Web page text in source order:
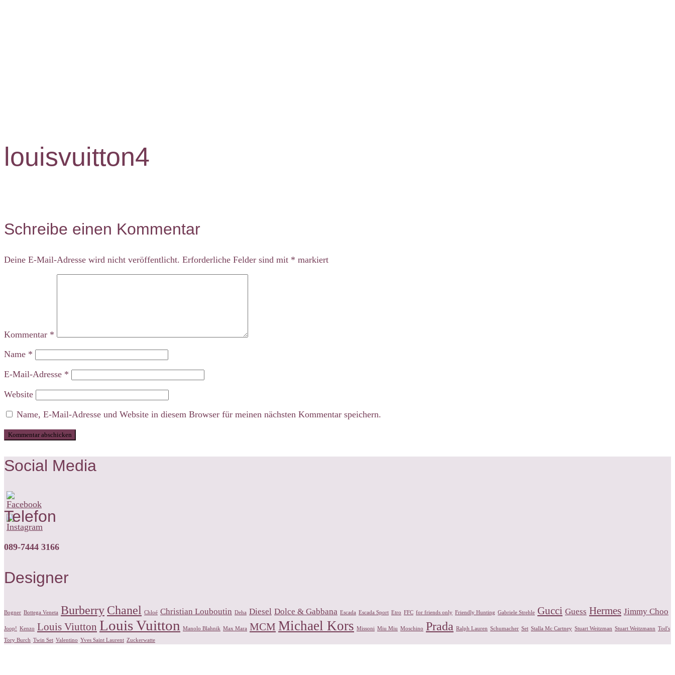
louisvuitton4
Schreibe einen Kommentar
Deine E-Mail-Adresse wird nicht veröffentlicht. Erforderliche Felder sind mit * markiert
Kommentar *
Name *
E-Mail-Adresse *
Website
Name, E-Mail-Adresse und Website in diesem Browser für meinen nächsten Kommentar speichern.
Social Media
Telefon
089-7444 3166
Designer
Bogner Bottega Veneta Burberry Chanel Chloé Christian Louboutin Deha Diesel Dolce & Gabbana Escada Escada Sport Etro FFC for friends only Friendly Hunting Gabriele Strehle Gucci Guess Hermes Jimmy Choo
Joop! Kenzo Louis Viutton Louis Vuitton Manolo Blahnik Max Mara MCM Michael Kors Missoni Miu Miu Moschino Prada Ralph Lauren Schumacher Set Stalla Mc Cartney Stuart Weitzman Stuart Weitzmann Tod's
Tory Burch Twin Set Valentino Yves Saint Laurent Zuckerwatte